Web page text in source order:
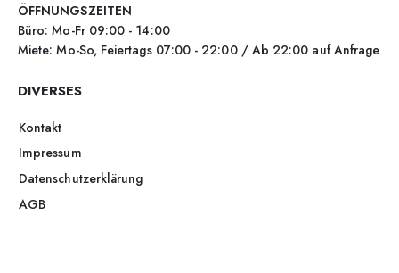
ÖFFNUNGSZEITEN
Büro: Mo-Fr 09:00 - 14:00
Miete: Mo-So, Feiertags 07:00 - 22:00 / Ab 22:00 auf Anfrage
DIVERSES
Kontakt
Impressum
Datenschutzerklärung
AGB